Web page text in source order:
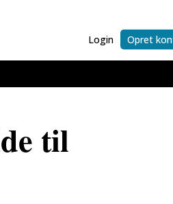
Login Opret
til